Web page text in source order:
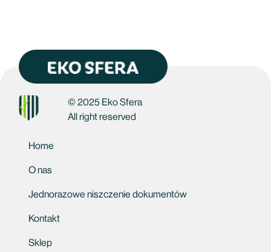
© 2025 Eko Sfera
All right reserved
Home
O nas
Jednorazowe niszczenie dokumentów
Kontakt
Sklep